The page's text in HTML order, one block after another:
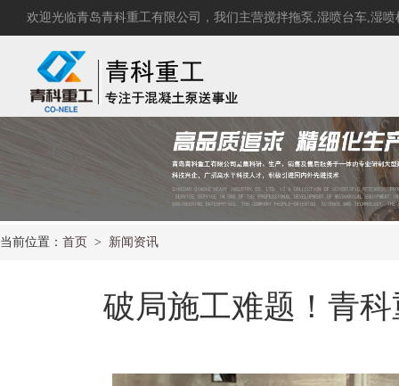
欢迎光临青岛青科重工有限公司，我们主营搅拌拖泵 ,湿喷台车,湿喷
当前位置： 首页 > 新闻资讯
破局施工难题！青